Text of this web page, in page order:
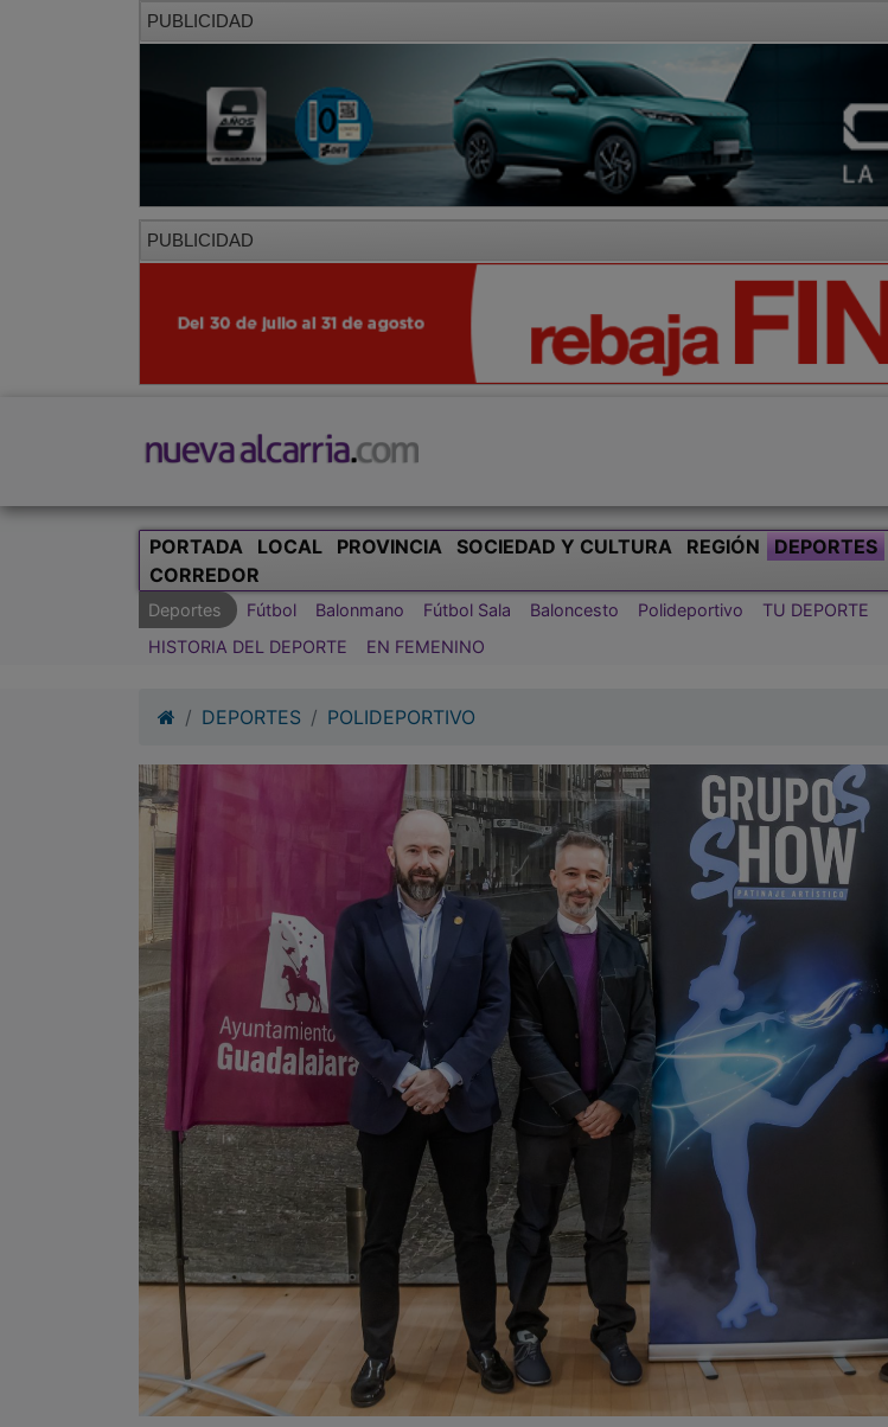
PUBLICIDAD
PUBLICIDAD
PORTADA LOCAL PROVINCIA SOCIEDAD Y CULTURA REGIÓN DEPORTES
CORREDOR
Deportes Fútbol Balonmano Fútbol Sala Baloncesto Polideportivo TU DEPORTE
HISTORIA DEL DEPORTE
EN FEMENINO
DEPORTES POLIDEPORTIVO